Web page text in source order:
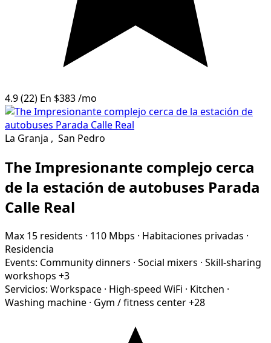
4.9(22) En $383/mo
La Granja , San Pedro
The Impresionante complejo cerca
de la estación de autobuses Parada
Calle Real
Max 15 residents · 110 Mbps · Habitaciones privadas ·
Residencia
Events: Community dinners · Social mixers · Skill-sharing
workshops +3
Servicios: Workspace · High-speed WiFi · Kitchen ·
Washing machine · Gym / fitness center+28